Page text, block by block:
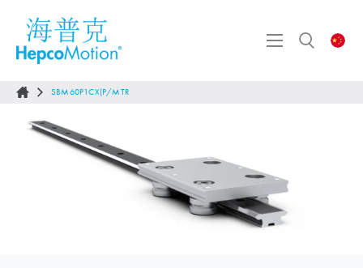
SBM60P1CX(P/MTR